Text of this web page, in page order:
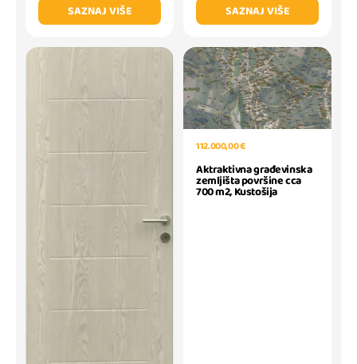
SAZNAJ VIŠE
SAZNAJ VIŠE
112.000,00 €
Aktraktivna građevinska
zemljišta površine cca
700 m2, Kustošija